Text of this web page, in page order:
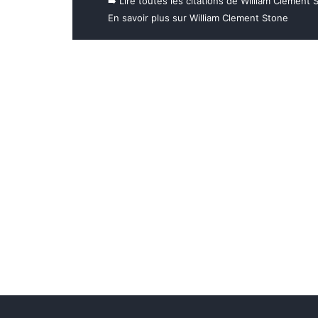
En savoir plus sur William Clement Stone